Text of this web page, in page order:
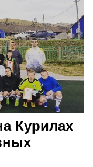
Курилах